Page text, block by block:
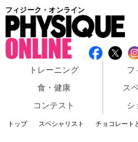
フィジーク・オンライン
トレーニング
フ
食・健康
ス
コンテスト
シ
トップ スペシャリスト チョコレート